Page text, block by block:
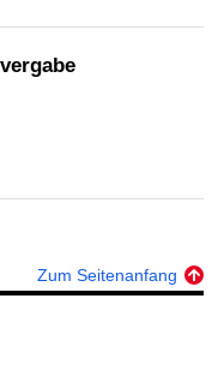
Zum Seitenanfang